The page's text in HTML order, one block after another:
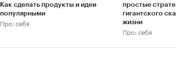
Как сделать продукты и идеи
популярными
Про: себя
простые
гигантского
жизни
Про: себя